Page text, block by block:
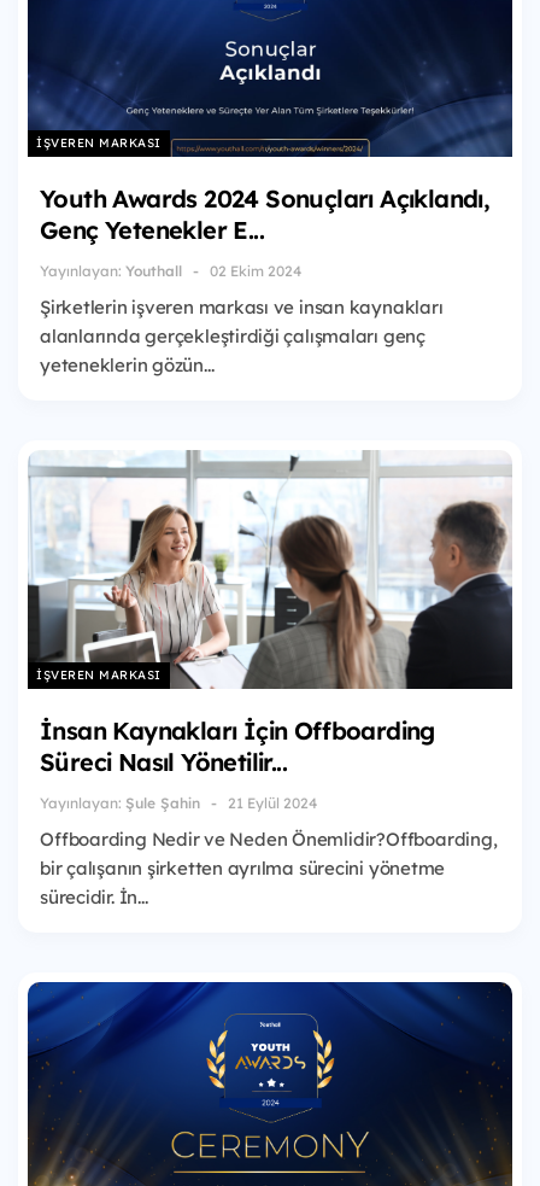
İŞVEREN MARKASI
Youth Awards 2024 Sonuçları Açıklandı,
Genç Yetenekler E...
Yayınlayan: Youthall 02 Ekim 2024
Şirketlerin işveren markası ve insan kaynakları
alanlarında gerçekleştirdiği çalışmaları genç
yeteneklerin gözün...
İŞVEREN MARKASI
İnsan Kaynakları İçin Offboarding
Süreci Nasıl Yönetilir...
Yayınlayan: Şule Şahin 21 Eylül 2024
Offboarding Nedir ve Neden Önemlidir?Offboarding,
bir çalışanın şirketten ayrılma sürecini yönetme
sürecidir. İn...